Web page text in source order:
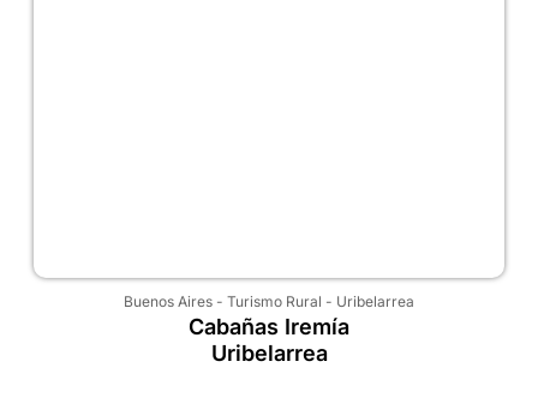
Buenos Aires - Turismo Rural - Uribelarrea
Cabañas Iremía
Uribelarrea